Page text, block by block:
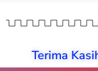
Terima